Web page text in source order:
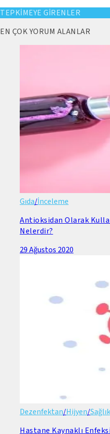
TEPKİMEYE GİRENLER
EN ÇOK YORUM ALANLAR
Gıda/İnceleme
Antioksidan Olarak
Nelerdir?
29 Ağustos 2020
Dezenfektan/Hijyen/Sağlık
Hastane Kaynaklı